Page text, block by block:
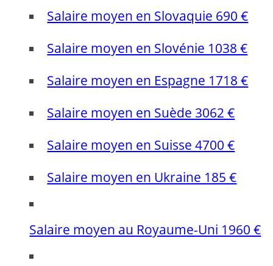
Salaire moyen en Slovaquie 690 €
Salaire moyen en Slovénie 1038 €
Salaire moyen en Espagne 1718 €
Salaire moyen en Suède 3062 €
Salaire moyen en Suisse 4700 €
Salaire moyen en Ukraine 185 €
Salaire moyen au Royaume-Uni 1960 €